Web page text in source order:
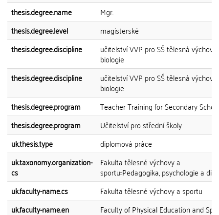
thesis.degree.name
Mgr.
thesis.degree.level
magisterské
thesis.degree.discipline
učitelství VVP pro SŠ tělesná
biologie
thesis.degree.discipline
učitelství VVP pro SŠ tělesná
biologie
thesis.degree.program
Teacher Training for Secondary
thesis.degree.program
Učitelství pro střední školy
uk.thesis.type
diplomová práce
uk.taxonomy.organization-
cs
Fakulta tělesné výchovy a
sportu::Pedagogika, psychologie a
uk.faculty-name.cs
Fakulta tělesné výchovy a sportu
uk.faculty-name.en
Faculty of Physical Education and